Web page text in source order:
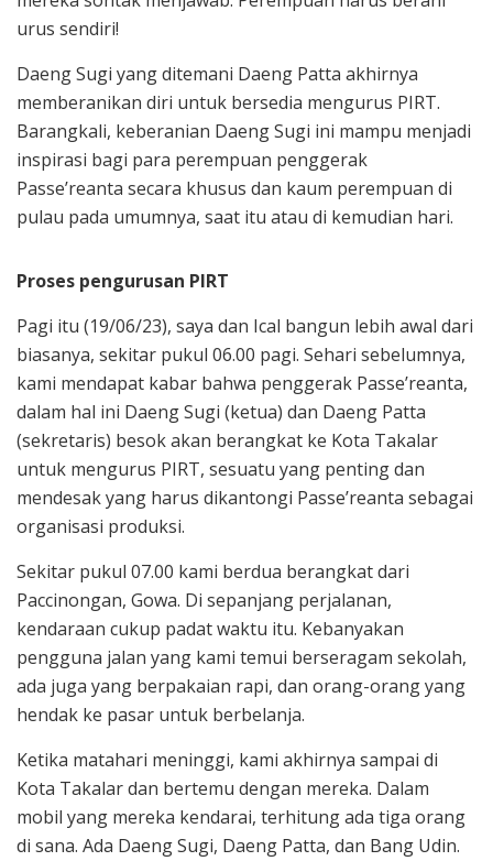
urus sendiri!
Daeng Sugi yang ditemani Daeng Patta akhirnya
memberanikan diri untuk bersedia mengurus PIRT.
Barangkali, keberanian Daeng Sugi ini mampu menjadi
inspirasi bagi para perempuan penggerak
Passe’reanta secara khusus dan kaum perempuan di
pulau pada umumnya, saat itu atau di kemudian hari.
Proses pengurusan PIRT
Pagi itu (19/06/23), saya dan Ical bangun lebih awal dari
biasanya, sekitar pukul 06.00 pagi. Sehari sebelumnya,
kami mendapat kabar bahwa penggerak Passe’reanta,
dalam hal ini Daeng Sugi (ketua) dan Daeng Patta
(sekretaris) besok akan berangkat ke Kota Takalar
untuk mengurus PIRT, sesuatu yang penting dan
mendesak yang harus dikantongi Passe’reanta sebagai
organisasi produksi.
Sekitar pukul 07.00 kami berdua berangkat dari
Paccinongan, Gowa. Di sepanjang perjalanan,
kendaraan cukup padat waktu itu. Kebanyakan
pengguna jalan yang kami temui berseragam sekolah,
ada juga yang berpakaian rapi, dan orang-orang yang
hendak ke pasar untuk berbelanja.
Ketika matahari meninggi, kami akhirnya sampai di
Kota Takalar dan bertemu dengan mereka. Dalam
mobil yang mereka kendarai, terhitung ada tiga orang
di sana. Ada Daeng Sugi, Daeng Patta, dan Bang Udin.